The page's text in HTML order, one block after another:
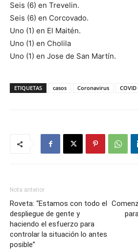
Seis (6) en Trevelin.
Seis (6) en Corcovado.
Uno (1) en El Maitén.
Uno (1) en Cholila
Uno (1) en Jose de San Martín.
ETIQUETAS casos Coronavirus COVID
Nota anterior
Roveta: “Estamos con todo el
despliegue de gente y
haciendo el esfuerzo para
controlar la situación lo antes
posible”